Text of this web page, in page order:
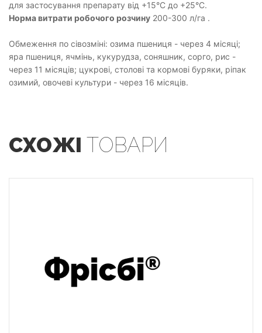
для застосування препарату від +15°С до +25°С.
Норма витрати робочого розчину 200-300 л/га .
Обмеження по сівозміні: озима пшениця - через 4 місяці;
яра пшениця, ячмінь, кукурудза, соняшник, сорго, рис -
через 11 місяців; цукрові, столові та кормові буряки, ріпак
озимий, овочеві культури - через 16 місяців.
СХОЖІ ТОВАРИ